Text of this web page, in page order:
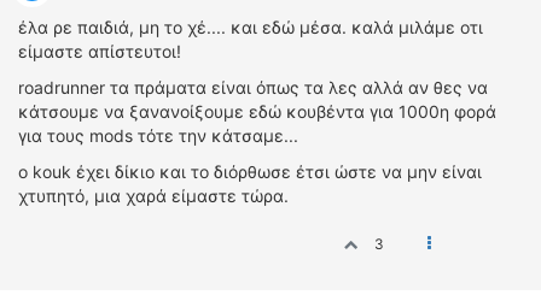
έλα ρε παιδιά, μη το χέ.... και εδώ μέσα. καλά μιλάμε οτι
είμαστε απίστευτοι!
roadrunner τα πράματα είναι όπως τα λες αλλά αν θες να
κάτσουμε να ξανανοίξουμε εδώ κουβέντα για 1000η φορά
για τους mods τότε την κάτσαμε...
o kouk έχει δίκιο και το διόρθωσε έτσι ώστε να μην είναι
χτυπητό, μια χαρά είμαστε τώρα.
3